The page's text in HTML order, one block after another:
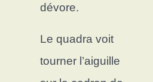
dévore.
Le quadra voit
tourner l’aiguille